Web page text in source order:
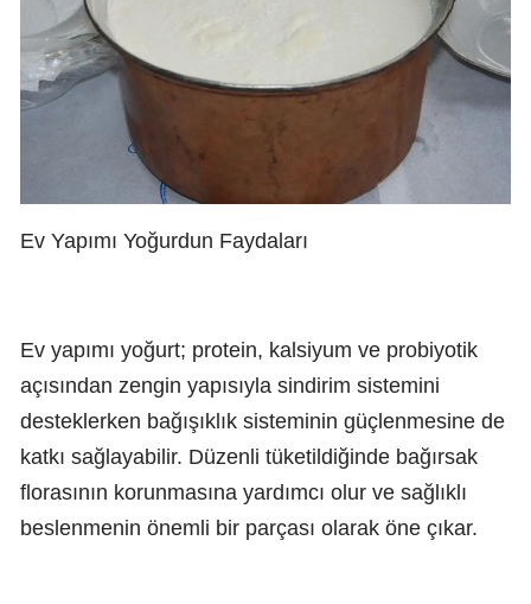
Ev Yapımı Yoğurdun Faydaları
Ev yapımı yoğurt; protein, kalsiyum ve probiyotik
açısından zengin yapısıyla sindirim sistemini
desteklerken bağışıklık sisteminin güçlenmesine de
katkı sağlayabilir. Düzenli tüketildiğinde bağırsak
florasının korunmasına yardımcı olur ve sağlıklı
beslenmenin önemli bir parçası olarak öne çıkar.